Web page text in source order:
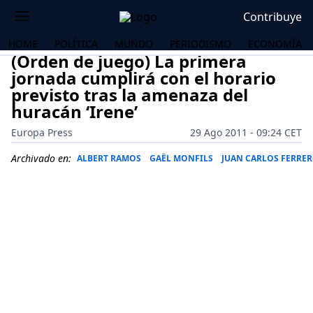
Contribuye
HOME POLÍTICA MUNDO PERIODISMO ECONOMÍA
(Orden de juego) La primera
jornada cumplirá con el horario
previsto tras la amenaza del
huracán ‘Irene’
Europa Press
29 Ago 2011 - 09:24 CET
Archivado en: ALBERT RAMOS GAËL MONFILS JUAN CARLOS